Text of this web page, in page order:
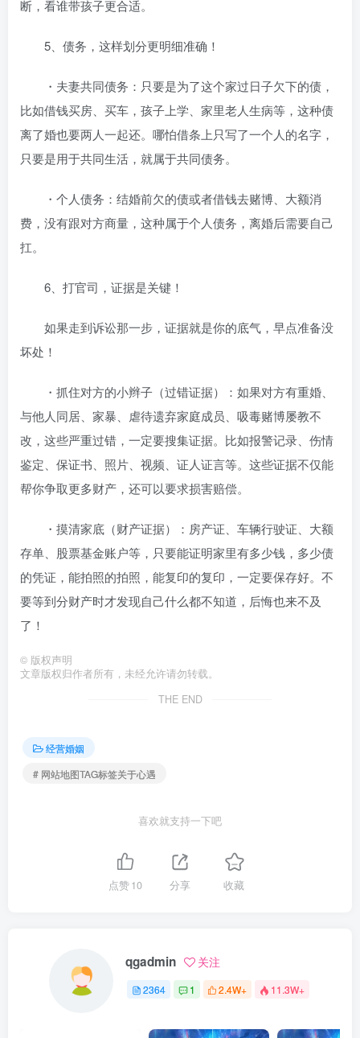
断，看谁带孩子更合适。
5、债务，这样划分更明细准确！
・夫妻共同债务：只要是为了这个家过日子欠下的债，
比如借钱买房、买车，孩子上学、家里老人生病等，这种债
离了婚也要两人一起还。哪怕借条上只写了一个人的名字，
只要是用于共同生活，就属于共同债务。
・个人债务：结婚前欠的债或者借钱去赌博、大额消
费，没有跟对方商量，这种属于个人债务，离婚后需要自己
扛。
6、打官司，证据是关键！
如果走到诉讼那一步，证据就是你的底气，早点准备没
坏处！
・抓住对方的小辫子（过错证据）：如果对方有重婚、
与他人同居、家暴、虐待遗弃家庭成员、吸毒赌博屡教不
改，这些严重过错，一定要搜集证据。比如报警记录、伤情
鉴定、保证书、照片、视频、证人证言等。这些证据不仅能
帮你争取更多财产，还可以要求损害赔偿。
・摸清家底（财产证据）：房产证、车辆行驶证、大额
存单、股票基金账户等，只要能证明家里有多少钱，多少债
的凭证，能拍照的拍照，能复印的复印，一定要保存好。不
要等到分财产时才发现自己什么都不知道，后悔也来不及
了！
© 版权声明
文章版权归作者所有，未经允许请勿转载。
THE END
经营婚姻
# 网站地图TAG标签关于心遇
喜欢就支持一下吧
点赞10 分享 收藏
qgadmin 关注
2364 1 2.4W+ 11.3W+